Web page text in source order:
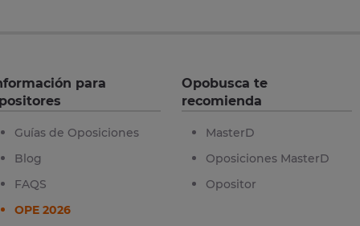
para
Guías de Oposiciones
Blog
FAQS
OPE 2026
Opobusca te
recomienda
MasterD
Oposiciones MasterD
Opositor